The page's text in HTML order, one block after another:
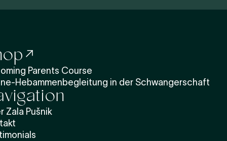
Parents Course
Hebammenbegleitung in der Schwangerschaft
Zala Pušnik